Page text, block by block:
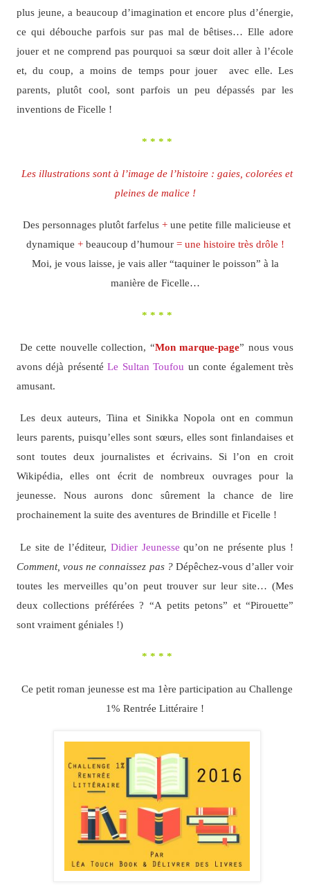
plus jeune, a beaucoup d’imagination et encore plus d’énergie,
ce qui débouche parfois sur pas mal de bêtises… Elle adore
jouer et ne comprend pas pourquoi sa sœur doit aller à l’école
et, du coup, a moins de temps pour jouer avec elle. Les
parents, plutôt cool, sont parfois un peu dépassés par les
inventions de Ficelle !
* * * *
Les illustrations sont à l’image de l’histoire : gaies, colorées et
pleines de malice !
Des personnages plutôt farfelus + une petite fille malicieuse et
dynamique +beaucoup d’humour = une histoire très drôle !
Moi, je vous laisse, je vais aller “taquiner le poisson” à la
manière de Ficelle…
* * * *
De cette nouvelle collection, “Mon marque-page” nous vous
avons déjà présentéLe Sultan Toufou un conte également très
amusant.
Les deux auteurs, Tiina et Sinikka Nopola ont en commun
leurs parents, puisqu’elles sont sœurs, elles sont finlandaises et
sont toutes deux journalistes et écrivains. Si l’on en croit
Wikipédia, elles ont écrit de nombreux ouvrages pour la
jeunesse. Nous aurons donc sûrement la chance de lire
prochainement la suite des aventures de Brindille et Ficelle !
Le site de l’éditeur, Didier Jeunessequ’on ne présente plus !
Comment, vous ne connaissez pas ?Dépêchez-vous d’aller voir
toutes les merveilles qu’on peut trouver sur leur site… (Mes
deux collections préférées ? “A petits petons” et “Pirouette”
sont vraiment géniales !)
* * * *
Ce petit roman jeunesse est ma 1ère participation au Challenge
1% Rentrée Littéraire !